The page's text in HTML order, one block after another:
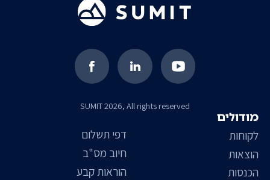
SUMIT 2026, All rights reserved
דפי תשלום
חיוב מס"ב
הוראות קבע
מודולים
לקוחות
הוצאות
הכנסות